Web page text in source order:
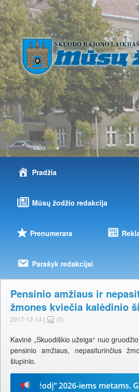
Pradžia
Mūsų žodžio redakcija
Prenumerata
Parašyk redakcijai
Pensinio amžiaus ir
žmones kviečia kalėdinio
2017-12-14 | (0)
Kavinė „Skuodiškio užeiga“ nuo
pensinio amžiaus, nepasiturinčius
šiupinio.
žodį“ 2026-iems metams.